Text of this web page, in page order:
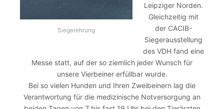
Siegerehrung
Leipziger Norden.
Gleichzeitig mit
der CACIB-
Siegerausstellung
des VDH fand eine
Messe statt, auf der so ziemlich jeder Wunsch für
unsere Vierbeiner erfüllbar wurde.
Bei so vielen Hunden und Ihren Zweibeinern lag die
Verantwortung für die medizinische Notversorgung an